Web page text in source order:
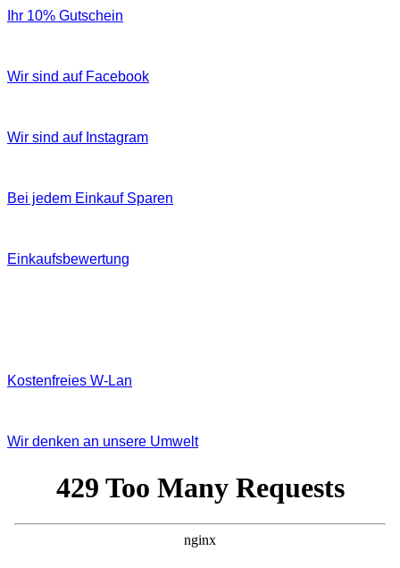
Ihr 10% Gutschein
Wir sind auf Facebook
Wir sind auf Instagram
Bei jedem Einkauf Sparen
Einkaufsbewertung
Kostenfreies W‐Lan
Wir denken an unsere Umwelt